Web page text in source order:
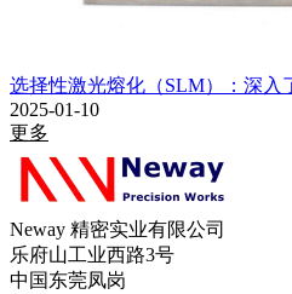
选择性激光熔化（SLM）：深入
2025-01-10
更多
Neway 精密实业有限公司
乐府山工业西路3号
中国东莞凤岗